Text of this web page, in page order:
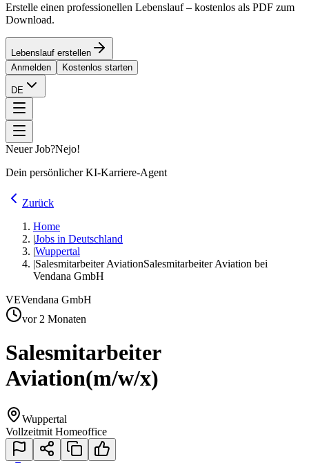
Erstelle einen professionellen Lebenslauf – kostenlos als PDF zum
Download.
Lebenslauf erstellen
Anmelden
Kostenlos starten
DE
Neuer Job?Nejo!
Dein persönlicher KI-Karriere-Agent
Zurück
Home
|Jobs in Deutschland
|Wuppertal
|Salesmitarbeiter AviationSalesmitarbeiter Aviation bei
Vendana GmbH
VEVendana GmbH
vor 2 Monaten
Salesmitarbeiter
Aviation(m/w/x)
Wuppertal
Vollzeitmit Homeoffice